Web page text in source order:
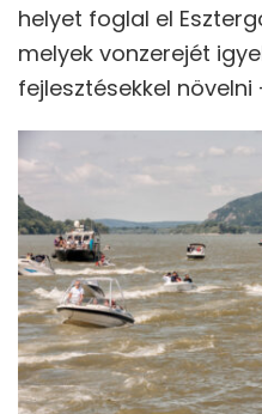
helyet foglal el
melyek vonzerejét
fejlesztésekkel